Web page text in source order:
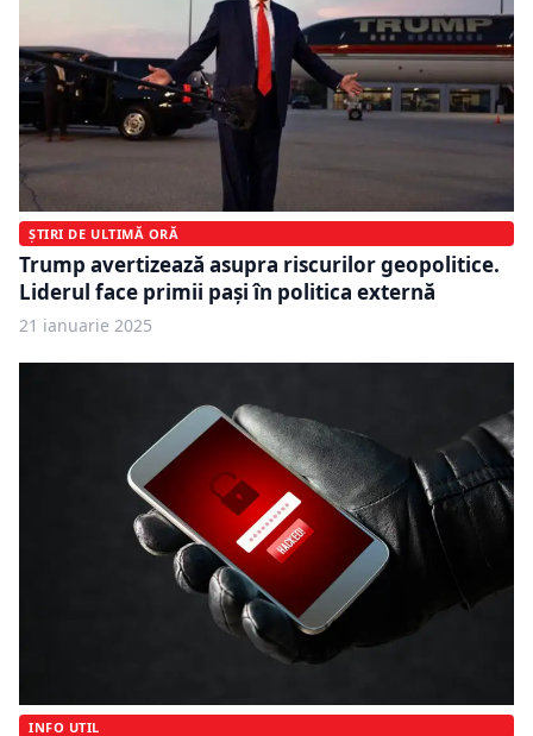
ȘTIRI DE ULTIMĂ ORĂ
Trump avertizează asupra riscurilor geopolitice.
Liderul face primii pași în politica externă
21 ianuarie 2025
INFO UTIL